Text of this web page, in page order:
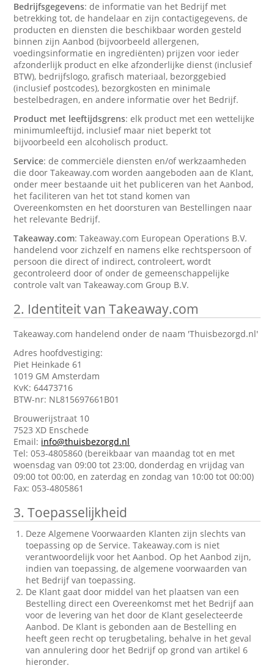
Bedrijfsgegevens: de informatie van het Bedrijf met
betrekking tot, de handelaar en zijn contactigegevens, de
producten en diensten die beschikbaar worden gesteld
binnen zijn Aanbod (bijvoorbeeld allergenen,
voedingsinformatie en ingrediënten) prijzen voor ieder
afzonderlijk product en elke afzonderlijke dienst (inclusief
BTW), bedrijfslogo, grafisch materiaal, bezorggebied
(inclusief postcodes), bezorgkosten en minimale
bestelbedragen, en andere informatie over het Bedrijf.
Product met leeftijdsgrens: elk product met een wettelijke
minimumleeftijd, inclusief maar niet beperkt tot
bijvoorbeeld een alcoholisch product.
Service: de commerciële diensten en/of werkzaamheden
die door Takeaway.com worden aangeboden aan de Klant,
onder meer bestaande uit het publiceren van het Aanbod,
het faciliteren van het tot stand komen van
Overeenkomsten en het doorsturen van Bestellingen naar
het relevante Bedrijf.
Takeaway.com: Takeaway.com European Operations B.V.
handelend voor zichzelf en namens elke rechtspersoon of
persoon die direct of indirect, controleert, wordt
gecontroleerd door of onder de gemeenschappelijke
controle valt van Takeaway.com Group B.V.
2. Identiteit van Takeaway.com
Takeaway.com handelend onder de naam 'Thuisbezorgd.nl'
Adres hoofdvestiging:
Piet Heinkade 61
1019 GM Amsterdam
KvK: 64473716
BTW-nr: NL815697661B01
Brouwerijstraat 10
7523 XD Enschede
Email: info@thuisbezorgd.nl
Tel: 053-4805860 (bereikbaar van maandag tot en met
woensdag van 09:00 tot 23:00, donderdag en vrijdag van
09:00 tot 00:00, en zaterdag en zondag van 10:00 tot 00:00)
Fax: 053-4805861
3. Toepasselijkheid
Deze Algemene Voorwaarden Klanten zijn slechts van
toepassing op de Service. Takeaway.com is niet
verantwoordelijk voor het Aanbod. Op het Aanbod zijn,
indien van toepassing, de algemene voorwaarden van
het Bedrijf van toepassing.
De Klant gaat door middel van het plaatsen van een
Bestelling direct een Overeenkomst met het Bedrijf aan
voor de levering van het door de Klant geselecteerde
Aanbod. De Klant is gebonden aan de Bestelling en
heeft geen recht op terugbetaling, behalve in het geval
van annulering door het Bedrijf op grond van artikel 6
hieronder.